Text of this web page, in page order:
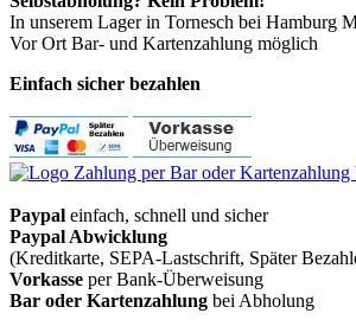
In unserem Lager in Tornesch bei Hamburg
Vor Ort Bar- und Kartenzahlung möglich
Einfach sicher bezahlen
Paypal einfach, schnell und sicher
Paypal Abwicklung
(Kreditkarte, SEPA-Lastschrift, Später
Vorkasse per Bank-Überweisung
Bar oder Kartenzahlung bei Abholung